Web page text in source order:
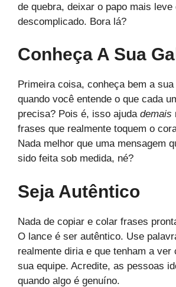
de quebra, deixar o papo mais leve
descomplicado. Bora lá?
Conheça A Sua
Primeira coisa, conheça bem a
quando você entende o que cada
precisa? Pois é, isso ajuda demais
frases que realmente toquem o
Nada melhor que uma mensagem
sido feita sob medida, né?
Seja Autêntico
Nada de copiar e colar frases
O lance é ser autêntico. Use
realmente diria e que tenham a ver
sua equipe. Acredite, as pessoas
quando algo é genuíno.